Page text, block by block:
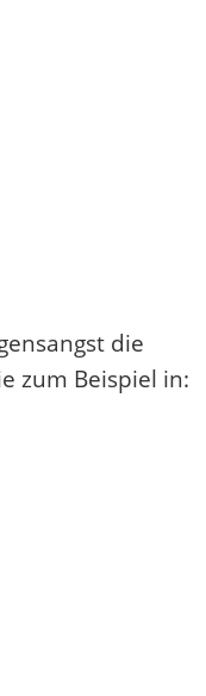
die
zum Beispiel in: